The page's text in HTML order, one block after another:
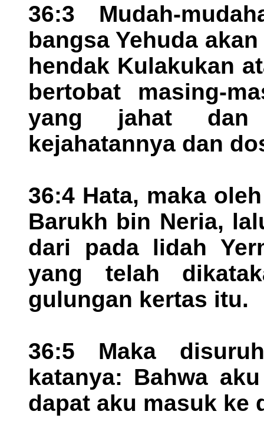
36:3 Mudah-
bangsa Yehuda
hendak Kulakukan
bertobat masing-
yang jahat dan
kejahatannya dan
36:4 Hata, maka
Barukh bin Neria,
dari pada lidah
yang telah
gulungan kertas itu.
36:5 Maka
katanya: Bahwa
dapat aku masuk ke